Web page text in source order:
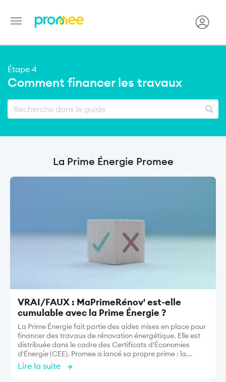
contenu
principal
Étape 4
Comment financer les travaux
La Prime Énergie Promee
Image
VRAI/FAUX : MaPrimeRénov' est-elle
cumulable avec la Prime Énergie ?
La Prime Énergie fait partie des aides mises en place pour
financer des travaux de rénovation énergétique. Elle est
distribuée dans le cadre des Certificats d'Économies
d'Énergie (CEE). Promee a lancé sa propre prime : la...
Lire la suite